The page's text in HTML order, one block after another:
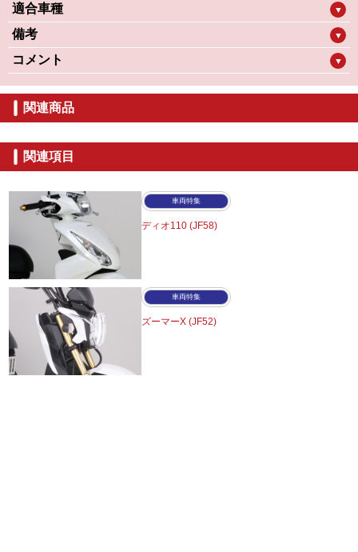
適合車種 ▼
備考 ▼
コメント ▼
関連商品
関連項目
車両特集
ディオ110 (JF58)
車両特集
ズーマーX (JF52)